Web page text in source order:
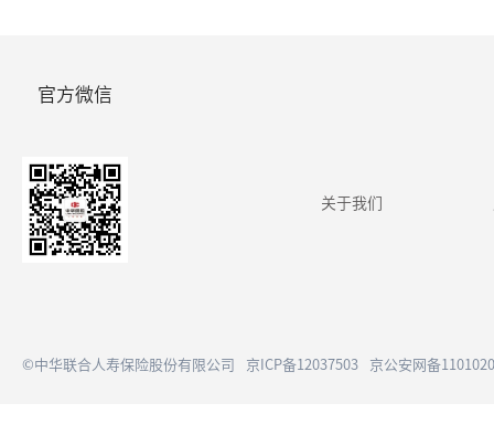
官方微信
关于我们
©中华联合人寿保险股份有限公司 京ICP备12037503 京公安网备